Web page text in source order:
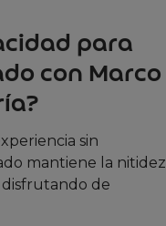
para
con Marco
sin
mantiene la nitidez
disfrutando de